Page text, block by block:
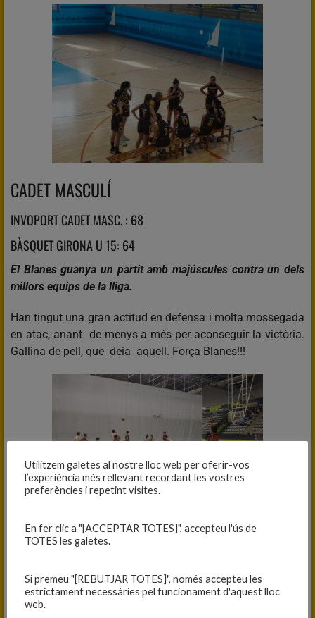
CADET MASCULÍ
INVOPORT CADET MASC. : 68
BÀSQUET GIRONA U 15: 64
El Blanes guanya un partit amb majúscules contra un dels
millors equips de la lliga.
Han tingut una gran actitud en defensa i molta mossegada
en atac, anant de menys a més per aconseguir la victòria.
Gallina de pell, que deia aquell. Força Blanes!!!
CADET A FEMENÍ
JET TERRASSA BLAU: 69
CADET A FEM. INTER: 38
Una tarda de diumenge complicada a Terrassa.
Utilitzem galetes al nostre lloc web per oferir-vos
l’experiència més rellevant recordant les vostres
preferències i repetint visites.
En fer clic a "[ACCEPTAR TOTES]", accepteu l'ús de
TOTES les galetes.
Si premeu "[REBUTJAR TOTES]", només accepteu les
estrictament necessàries pel funcionament d'aquest lloc
web.